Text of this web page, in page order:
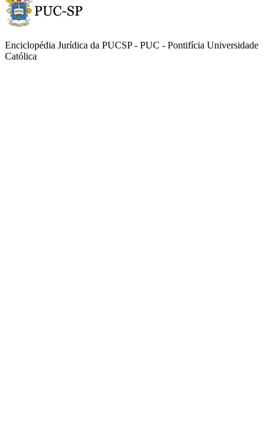
Enciclopédia Jurídica da PUCSP - PUC - Pontifícia Universidade
Católica